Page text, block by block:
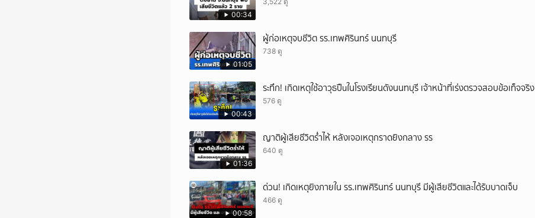
00:34
01:05
ผู้ก่อเหตุจบชีวิต รร.เทพศิรินทร์ นนทบุรี
738 ดู
00:43
ระทึก! เกิดเหตุใช้อาวุธปืuในโรงเรียนดังนนทบุรี เจ้าหน้าที่เร่งตรวจสอบข้อเท็จจริง
576 ดู
01:36
ญาติผู้เสียชีวิตร่ำไห้ หลังเจอเหตุกราดยิงกลาง รร
640 ดู
00:58
ด่วน! เกิดเหตุยิงภายใน รร.เทพศิรินทร์ นนทบุรี มีผู้เสียชีวิตและได้รับบาดเจ็บ
466 ดู